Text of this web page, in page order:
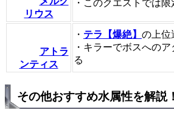
リウス
・このクエストでは限
アトラ
ンティス
・ テラ【爆絶】 の上位
・キラーでボスへの
る
その他おすすめ水属性を解説！